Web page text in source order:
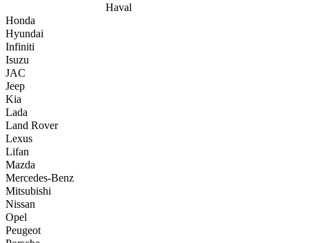
Haval
Honda
Hyundai
Infiniti
Isuzu
JAC
Jeep
Kia
Lada
Land Rover
Lexus
Lifan
Mazda
Mercedes-Benz
Mitsubishi
Nissan
Opel
Peugeot